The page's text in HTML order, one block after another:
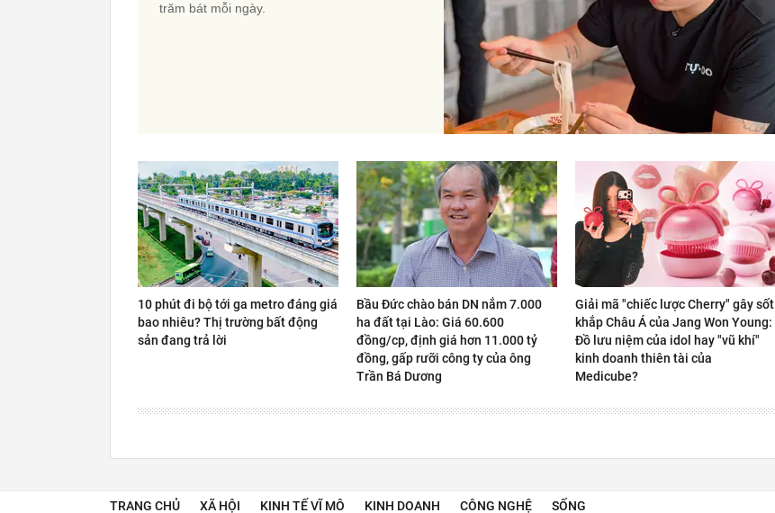
trăm bát mỗi ngày.
10 phút đi bộ tới ga metro đáng giá
bao nhiêu? Thị trường bất động
sản đang trả lời
Bầu Đức chào bán DN nắm 7.000
ha đất tại Lào: Giá 60.600
đồng/cp, định giá hơn 11.000 tỷ
đồng, gấp rưỡi công ty của ông
Trần Bá Dương
Giải mã "chiếc lược Cherry" gây sốt
khắp Châu Á của Jang Won Young:
Đồ lưu niệm của idol hay "vũ khí"
kinh doanh thiên tài của
Medicube?
TRANG CHỦ XÃ HỘI KINH TẾ VĨ MÔ KINH DOANH CÔNG NGHỆ SỐNG